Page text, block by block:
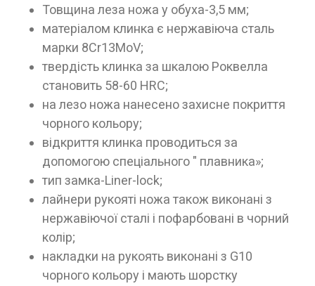
Товщина леза ножа у обуха-3,5 мм;
матеріалом клинка є нержавіюча сталь
марки 8Cr13MoV;
твердість клинка за шкалою Роквелла
становить 58-60 HRC;
на лезо ножа нанесено захисне покриття
чорного кольору;
відкриття клинка проводиться за
допомогою спеціального " плавника»;
тип замка-Liner-lock;
лайнери рукояті ножа також виконані з
нержавіючої сталі і пофарбовані в чорний
колір;
накладки на рукоять виконані з G10
чорного кольору і мають шорстку